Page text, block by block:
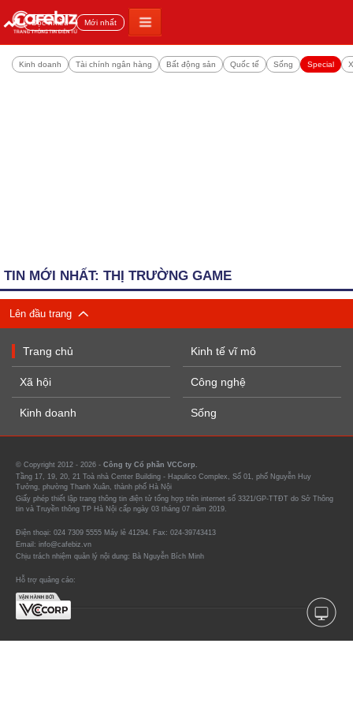
Đọc nhiều Mới nhất
Kinh doanh Tài chính ngân hàng Bất động sản Quốc tế Sống Special
TIN MỚI NHẤT: THỊ TRƯỜNG GAME
Lên đầu trang
Trang chủ
Xã hội
Kinh doanh
Kinh tế vĩ mô
Công nghệ
Sống
© Copyright 2012 - 2026 - Công ty Cổ phần VCCorp.
Tầng 17, 19, 20, 21 Toà nhà Center Building - Hapulico Complex, Số 01, phố Nguyễn Huy
Tưởng, phường Thanh Xuân, thành phố Hà Nội
Giấy phép thiết lập trang thông tin điện tử tổng hợp trên internet số 3321/GP-TTĐT do Sở Thông
tin và Truyền thông TP Hà Nội cấp ngày 03 tháng 07 năm 2019.
Điện thoại: 024 7309 5555 Máy lẻ 41294. Fax: 024-39743413
Email: info@cafebiz.vn
Chịu trách nhiệm quản lý nội dung: Bà Nguyễn Bích Minh
Hỗ trợ quảng cáo: